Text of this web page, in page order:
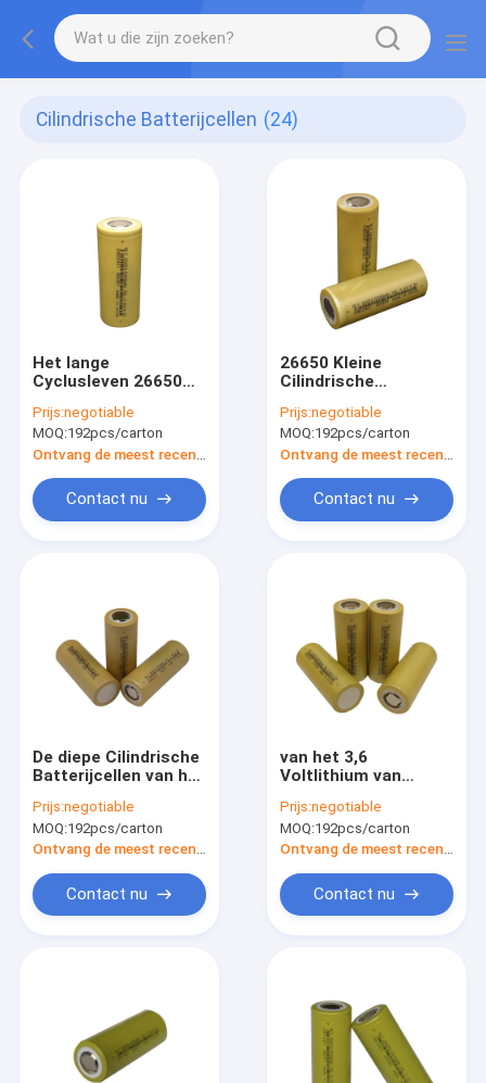
Cilindrische Batterijcellen (24)
Het lange
Cyclusleven 26650
Cilindrische
Batterijcellen 3.6V
5000mAh
Prijs:negotiable
MOQ:192pcs/carton
Contact nu
26650 Kleine
Cilindrische
5000mAh 3.6V
Lichtgewicht voor
Elektrische
Motorfiets
Prijs:negotiable
MOQ:192pcs/carton
Contact nu
De diepe Cilindrische
Batterijcellen van het
1500 Keer 26650
Hoog Rate Power
Prijs:negotiable
MOQ:192pcs/carton
Contact nu
van het 3,6
Voltlithium van
Comité van Ion
Rechargeable
Battery For Solar
Prijs:negotiable
MOQ:192pcs/carton
Contact nu